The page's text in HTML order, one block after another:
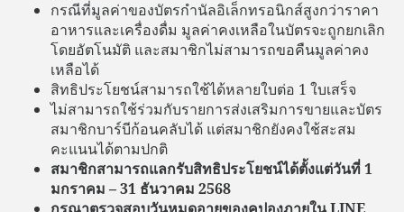
กรณีที่มูลค่าของบัตรกำนัลอิเล็กทรอนิกส์สูงกว่าราคา
อาหารและเครื่องดื่ม มูลค่าคงเหลือในบัตรจะถูกยกเลิก
โดยอัตโนมัติ และสมาชิกไม่สามารถขอคืนมูลค่าคง
เหลือได้
สิทธิประโยชน์สามารถใช้ได้หลายใบต่อ 1 ใบเสร็จ
ไม่สามารถใช้ร่วมกับรายการส่งเสริมการขายและบัตร
สมาชิกบาร์บีก้อนคลับได้ แต่สมาชิกยังคงใช้สะสม
คะแนนได้ตามปกติ
สมาชิกสามารถแลกรับสิทธิประโยชน์ได้ตั้งแต่วันที่ 1
มกราคม – 31 ธันวาคม 2568